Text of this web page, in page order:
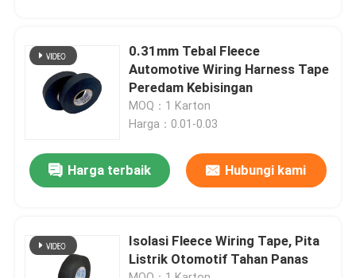
Wisata pabrik
Kontrol kualitas
Hubungi kami
Tape Harness Kawat Otomotif
0.31mm Tebal Fleece
Automotive Wiring Harness Tape
Peredam Kebisingan
MOQ：1 Karton
Harga：0.01-0.03
Harga terbaik Hubungi kami
Isolasi Fleece Wiring Tape, Pita
Listrik Otomotif Tahan Panas